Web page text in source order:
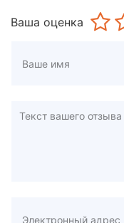
Ваша оценка